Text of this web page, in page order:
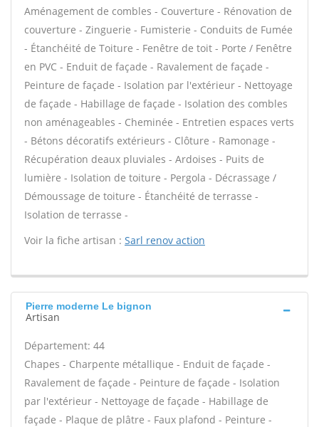
Aménagement de combles - Couverture - Rénovation de
couverture - Zinguerie - Fumisterie - Conduits de Fumée
- Étanchéité de Toiture - Fenêtre de toit - Porte / Fenêtre
en PVC - Enduit de façade - Ravalement de façade -
Peinture de façade - Isolation par l'extérieur - Nettoyage
de façade - Habillage de façade - Isolation des combles
non aménageables - Cheminée - Entretien espaces verts
- Bétons décoratifs extérieurs - Clôture - Ramonage -
Récupération deaux pluviales - Ardoises - Puits de
lumière - Isolation de toiture - Pergola - Décrassage /
Démoussage de toiture - Étanchéité de terrasse -
Isolation de terrasse -
Voir la fiche artisan : Sarl renov action
Pierre moderne Le bignon
Artisan
Département: 44
Chapes - Charpente métallique - Enduit de façade -
Ravalement de façade - Peinture de façade - Isolation
par l'extérieur - Nettoyage de façade - Habillage de
façade - Plaque de plâtre - Faux plafond - Peinture -